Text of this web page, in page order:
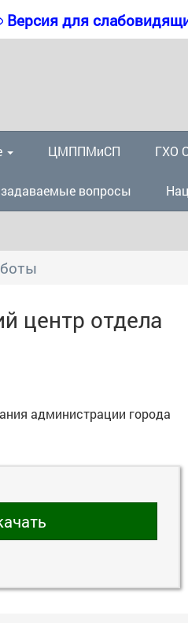
Версия для
ЦМППМиСП ГХО
вопросы
центр отдела
администрации города